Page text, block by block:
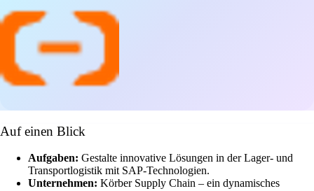
Auf einen Blick
Aufgaben: Gestalte innovative Lösungen in der Lager- und
Transportlogistik mit SAP-Technologien.
Unternehmen: Körber Supply Chain – ein dynamisches